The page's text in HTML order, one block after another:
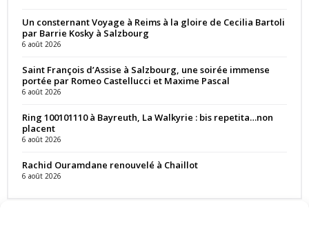
Un consternant Voyage à Reims à la gloire de Cecilia Bartoli
par Barrie Kosky à Salzbourg
6 août 2026
Saint François d’Assise à Salzbourg, une soirée immense
portée par Romeo Castellucci et Maxime Pascal
6 août 2026
Ring 100101110 à Bayreuth, La Walkyrie : bis repetita…non
placent
6 août 2026
Rachid Ouramdane renouvelé à Chaillot
6 août 2026